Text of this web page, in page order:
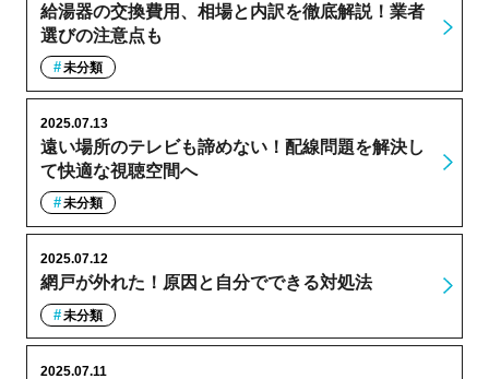
給湯器の交換費用、相場と内訳を徹底解説！業者
選びの注意点も
未分類
遠い場所のテレビも諦めない！配線問題を解決し
て快適な視聴空間へ
2025.07.13
未分類
網戸が外れた！原因と自分でできる対処法
2025.07.12
未分類
2025.07.11